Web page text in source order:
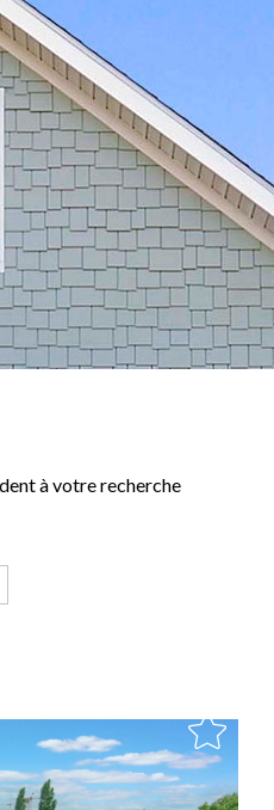
à votre recherche